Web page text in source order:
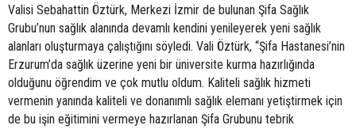
Valisi Sebahattin Öztürk, Merkezi İzmir de bulunan Şifa Sağlık
Grubu’nun sağlık alanında devamlı kendini yenileyerek yeni sağlık
alanları oluşturmaya çalıştığını söyledi. Vali Öztürk, “Şifa Hastanesi’nin
Erzurum’da sağlık üzerine yeni bir üniversite kurma hazırlığında
olduğunu öğrendim ve çok mutlu oldum. Kaliteli sağlık hizmeti
vermenin yanında kaliteli ve donanımlı sağlık elemanı yetiştirmek için
de bu işin eğitimini vermeye hazırlanan Şifa Grubunu tebrik